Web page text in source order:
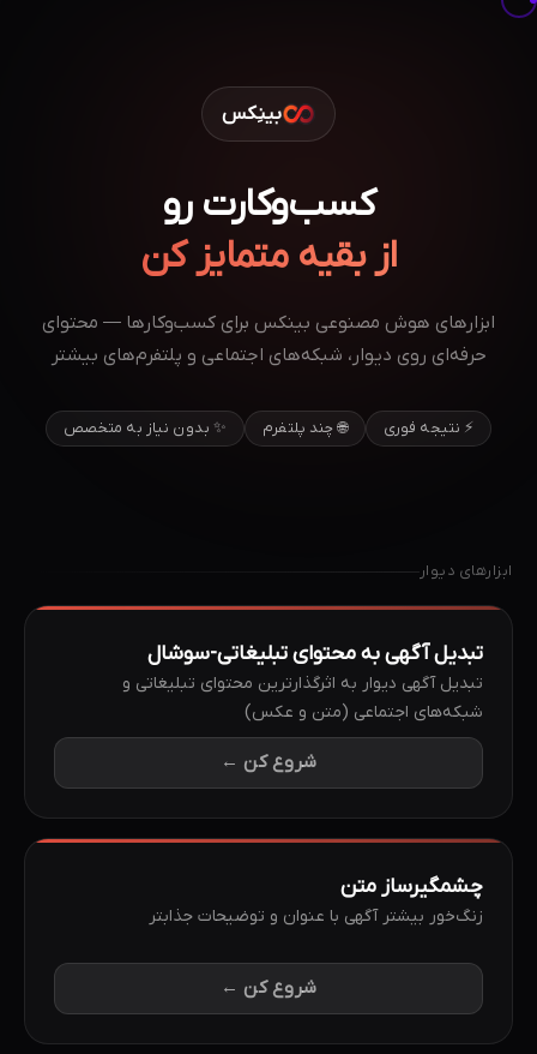
بینِکس
کسب‌وکارت رو
از بقیه متمایز کن
ابزارهای هوش مصنوعی بینکس برای کسب‌وکارها — محتوای
حرفه‌ای روی دیوار، شبکه‌های اجتماعی و پلتفرم‌های بیشتر
⚡ نتیجه فوری 🌐 چند پلتفرم ✨ بدون نیاز به متخصص
ابزارهای دیوار
تبدیل آگهی به محتوای تبلیغاتی-سوشال
تبدیل آگهی دیوار به اثرگذارترین محتوای تبلیغاتی و
شبکه‌های اجتماعی (متن و عکس)
شروع کن ←
چشمگیرساز متن
زنگ‌خور بیشتر آگهی با عنوان و توضیحات جذابتر
شروع کن ←